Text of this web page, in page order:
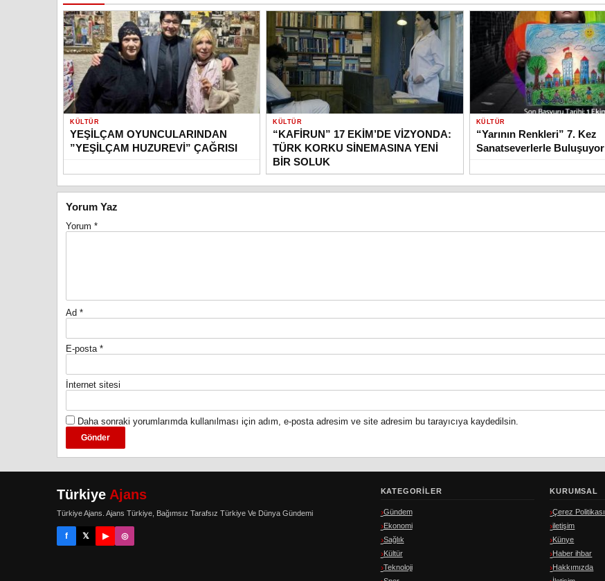
KÜLTÜR
YEŞİLÇAM OYUNCULARINDAN
”YEŞİLÇAM HUZUREVİ” ÇAĞRISI
KÜLTÜR
“KAFİRUN” 17 EKİM’DE VİZYONDA:
TÜRK KORKU SİNEMASINA YENİ
BİR SOLUK
KÜLTÜR
“Yarının Renkleri” 7. Kez
Sanatseverlerle Buluşuyor
Yorum Yaz
Yorum *
Ad *
E-posta *
İnternet sitesi
Daha sonraki yorumlarımda kullanılması için adım, e-posta adresim ve site adresim bu tarayıcıya kaydedilsin.
Türkiye Ajans
Türkiye Ajans. Ajans Türkiye, Bağımsız Tarafsız Türkiye Ve Dünya Gündemi
f 𝕏 ▶ ◎
KATEGORILER
Gündem
Ekonomi
Sağlık
Kültür
Teknoloji
KURUMSAL
Çerez Politikası
iletişim
Künye
Haber ihbar
Hakkımızda